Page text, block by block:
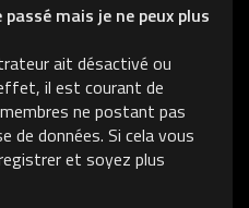
mais je ne peux plus
ait désactivé ou
il est courant de
ne postant pas
de données. Si cela vous
et soyez plus